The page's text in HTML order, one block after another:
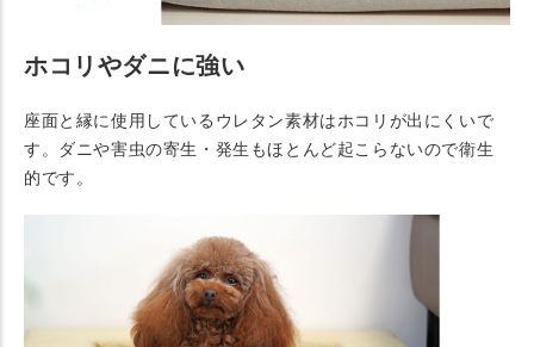
ホコリやダニに強い
座面と縁に使用しているウレタン素材はホコリが出にくいで
す。ダニや害虫の寄生・発生もほとんど起こらないので衛生
的です。